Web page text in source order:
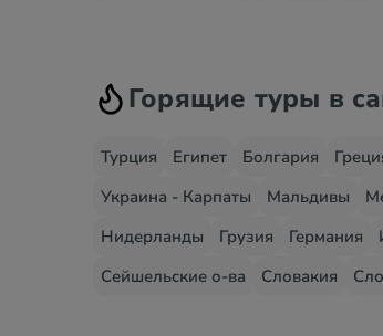
Горящие туры в
Турция Египет Болгария
Украина - Карпаты
Мальдивы
Нидерланды
Грузия Германия
Сейшельские о-ва
Словакия